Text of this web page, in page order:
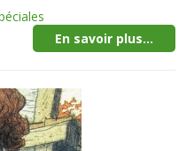
En savoir plus...